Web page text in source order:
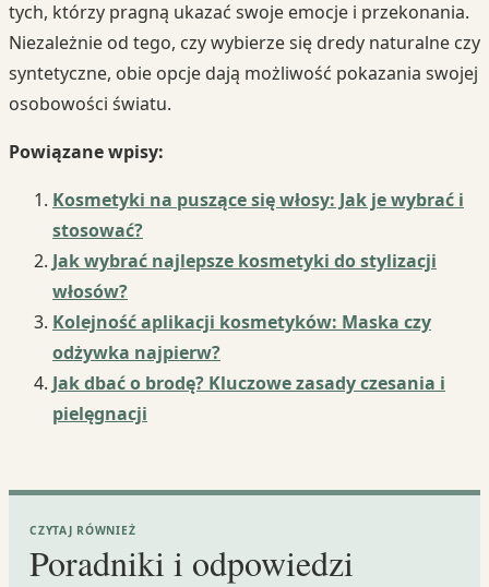
tych, którzy pragną ukazać swoje emocje i przekonania.
Niezależnie od tego, czy wybierze się dredy naturalne czy
syntetyczne, obie opcje dają możliwość pokazania swojej
osobowości światu.
Powiązane wpisy:
Kosmetyki na puszące się włosy: Jak je wybrać i
stosować?
Jak wybrać najlepsze kosmetyki do stylizacji
włosów?
Kolejność aplikacji kosmetyków: Maska czy
odżywka najpierw?
Jak dbać o brodę? Kluczowe zasady czesania i
pielęgnacji
CZYTAJ RÓWNIEŻ
Poradniki i odpowiedzi